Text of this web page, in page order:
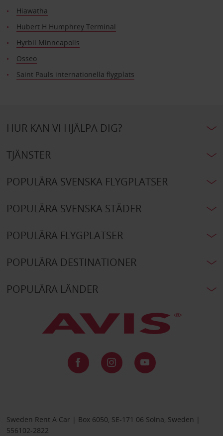
Hiawatha
Hubert H Humphrey Terminal
Hyrbil Minneapolis
Osseo
Saint Pauls internationella flygplats
HUR KAN VI HJÄLPA DIG?
TJÄNSTER
POPULÄRA SVENSKA FLYGPLATSER
POPULÄRA SVENSKA STÄDER
POPULÄRA FLYGPLATSER
POPULÄRA DESTINATIONER
POPULÄRA LÄNDER
Sweden Rent A Car | Box 6050, SE-171 06 Solna, Sweden |
556102-2822